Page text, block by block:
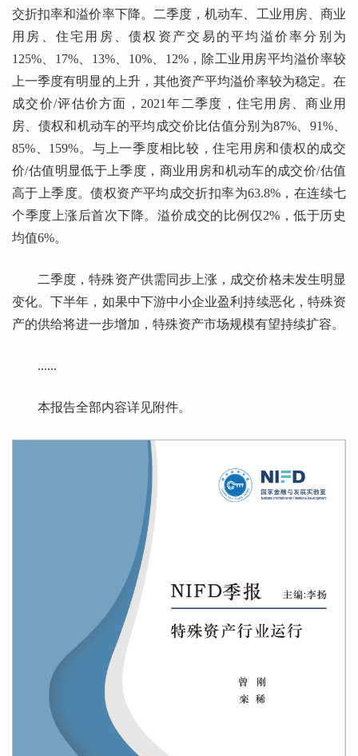
交折扣率和溢价率下降。二季度，机动车、工业用房、商业
用房、住宅用房、债权资产交易的平均溢价率分别为
125%、17%、13%、10%、12%，除工业用房平均溢价率较
上一季度有明显的上升，其他资产平均溢价率较为稳定。在
成交价/评估价方面，2021年二季度，住宅用房、商业用
房、债权和机动车的平均成交价比估值分别为87%、91%、
85%、159%。与上一季度相比较，住宅用房和债权的成交
价/估值明显低于上季度，商业用房和机动车的成交价/估值
高于上季度。债权资产平均成交折扣率为63.8%，在连续七
个季度上涨后首次下降。溢价成交的比例仅2%，低于历史
均值6%。
二季度，特殊资产供需同步上涨，成交价格未发生明显
变化。下半年，如果中下游中小企业盈利持续恶化，特殊资
产的供给将进一步增加，特殊资产市场规模有望持续扩容。
......
本报告全部内容详见附件。